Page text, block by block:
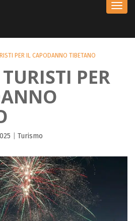
PER IL CAPODANNO TIBETANO
PER
Turismo